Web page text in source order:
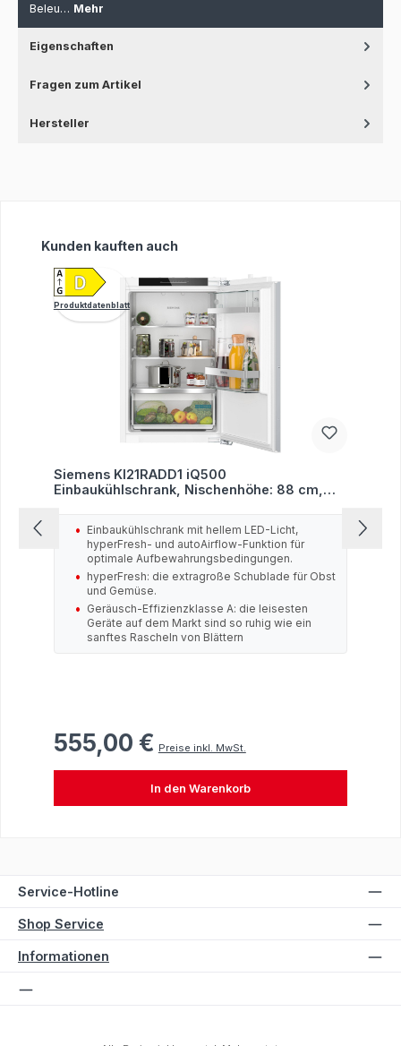
Beleu… Mehr
Eigenschaften
Fragen zum Artikel
Hersteller
Produktgalerie überspringen
Kunden kauften auch
Produktdatenblatt
Siemens KI21RADD1 iQ500
Einbaukühlschrank, Nischenhöhe: 88 cm,
Einbaukühlschrank mit hellem LED-Licht,
hyperFresh- und autoAirflow-Funktion für
optimale Aufbewahrungsbedingungen.
hyperFresh: die extragroße Schublade für Obst
und Gemüse.
Geräusch-Effizienzklasse A: die leisesten
Geräte auf dem Markt sind so ruhig wie ein
sanftes Rascheln von Blättern
Regulärer Preis:
555,00 € Preise inkl. MwSt.
In den Warenkorb
Service-Hotline
Shop Service
Informationen